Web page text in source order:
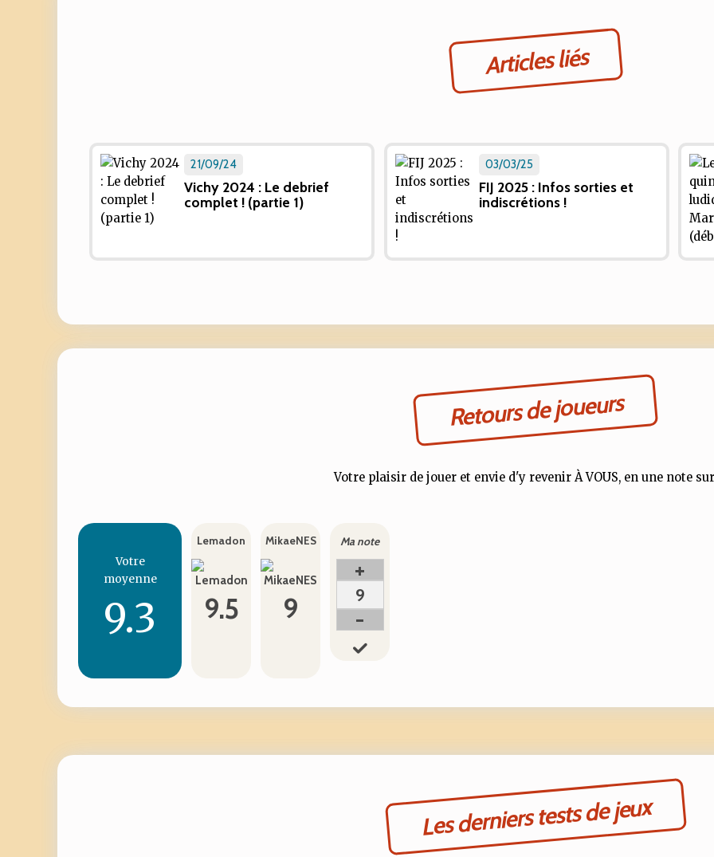
Articles liés
21/09/24
Vichy 2024 : Le debrief
complet ! (partie 1)
03/03/25
FIJ 2025 : Infos sorties et
indiscrétions !
Retours de joueurs
Votre plaisir de jouer et envie d'y revenir À VOUS, en une note
Votre
moyenne
9.3
Lemadon
9.5
MikaeNES
9
Ma note
+
9
-
Les derniers tests de jeux